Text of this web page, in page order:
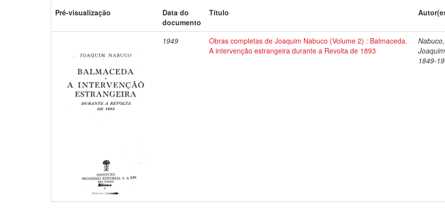
Pré-visualização
Data do
documento
Título
1949
Obras completas de Joaquim Nabuco (Volume 2) : Balmaceda.
A intervenção estrangeira durante a Revolta de 1893
Nabuco,
1849-